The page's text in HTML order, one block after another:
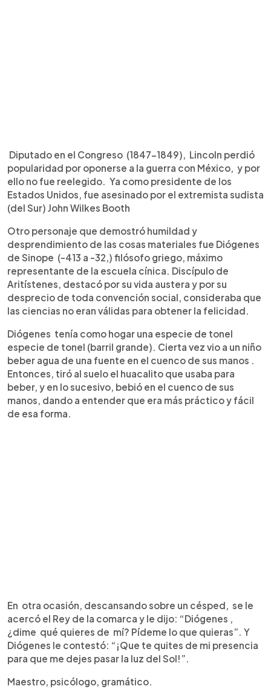
Diputado en el Congreso (1847-1849), Lincoln perdió
popularidad por oponerse a la guerra con México, y por
ello no fue reelegido. Ya como presidente de los
Estados Unidos, fue asesinado por el extremista sudista
(del Sur) John Wilkes Booth
Otro personaje que demostró humildad y
desprendimiento de las cosas materiales fue Diógenes
de Sinope (-413 a -32,) filósofo griego, máximo
representante de la escuela cínica. Discípulo de
Aritístenes, destacó por su vida austera y por su
desprecio de toda convención social, consideraba que
las ciencias no eran válidas para obtener la felicidad.
Diógenes tenía como hogar una especie de tonel
especie de tonel (barril grande). Cierta vez vio a un niño
beber agua de una fuente en el cuenco de sus manos .
Entonces, tiró al suelo el huacalito que usaba para
beber, y en lo sucesivo, bebió en el cuenco de sus
manos, dando a entender que era más práctico y fácil
de esa forma.
En otra ocasión, descansando sobre un césped, se le
acercó el Rey de la comarca y le dijo: “Diógenes ,
¿dime qué quieres de mí? Pídeme lo que quieras”. Y
Diógenes le contestó: “¡Que te quites de mi presencia
para que me dejes pasar la luz del Sol!”.
Maestro, psicólogo, gramático.